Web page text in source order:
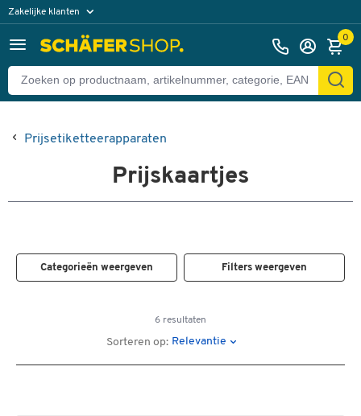
Zakelijke klanten
Particuliere klanten 0
Prijsetiketteerapparaten
Prijskaartjes
Categorieën weergeven Filters weergeven
6 resultaten
Sorteren op: Relevantie